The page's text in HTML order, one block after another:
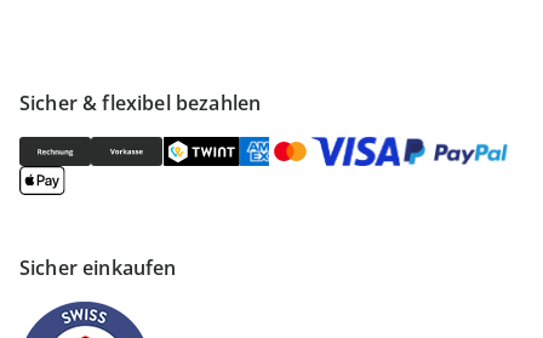
Sicher & flexibel bezahlen
Sicher einkaufen